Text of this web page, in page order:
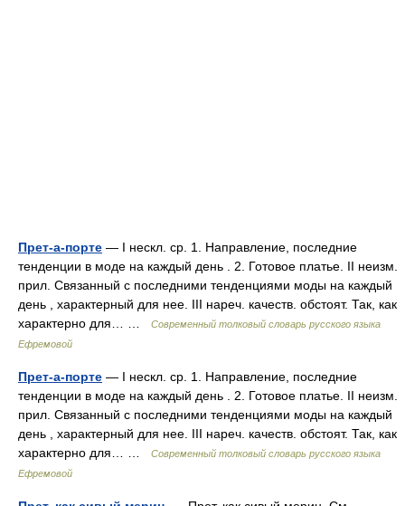
Прет-а-порте — I нескл. ср. 1. Направление, последние
тенденции в моде на каждый день . 2. Готовое платье. II неизм.
прил. Связанный с последними тенденциями моды на каждый
день , характерный для нее. III нареч. качеств. обстоят. Так, как
характерно для… …
Современный толковый словарь русского языка
Ефремовой
Прет-а-порте — I нескл. ср. 1. Направление, последние
тенденции в моде на каждый день . 2. Готовое платье. II неизм.
прил. Связанный с последними тенденциями моды на каждый
день , характерный для нее. III нареч. качеств. обстоят. Так, как
характерно для… …
Современный толковый словарь русского языка
Ефремовой